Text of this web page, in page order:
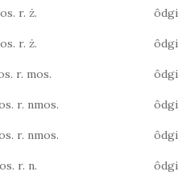
r. ż.
r. ż.
r. mos.
r. nmos.
r. nmos.
r. n.